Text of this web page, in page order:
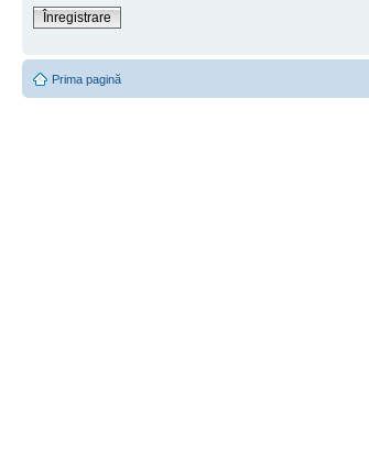
Înregistrare
Prima pagină